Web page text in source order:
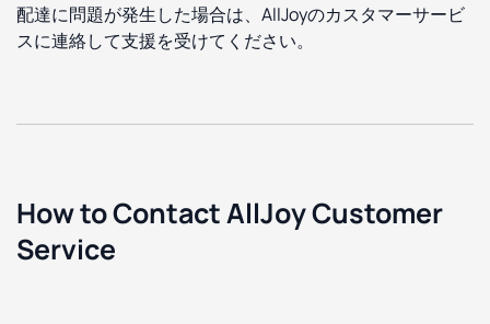
配達に問題が発生した場合は、AllJoyのカスタマーサービ
スに連絡して支援を受けてください。
How to Contact AllJoy Customer
Service